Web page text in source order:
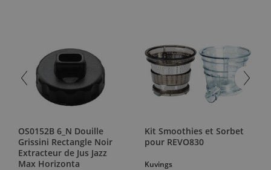
OS0152B 6_N Douille
Grissini Rectangle Noir
Extracteur de Jus Jazz
Max Horizonta
Kit Smoothies et Sorbet
pour REVO830
Kuvings